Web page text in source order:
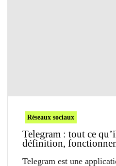
Réseaux sociaux
Telegram : tout ce
définition,
Telegram est une